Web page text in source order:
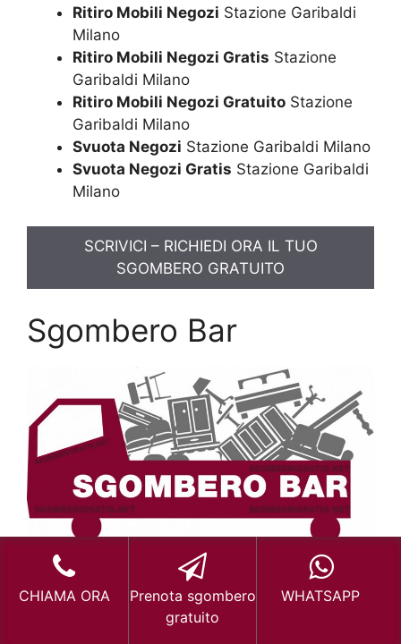
Ritiro Mobili Negozi Stazione Garibaldi
Milano
Ritiro Mobili Negozi Gratis Stazione
Garibaldi Milano
Ritiro Mobili Negozi Gratuito Stazione
Garibaldi Milano
Svuota Negozi Stazione Garibaldi Milano
Svuota Negozi Gratis Stazione Garibaldi
Milano
SCRIVICI – RICHIEDI ORA IL TUO
SGOMBERO GRATUITO
Sgombero Bar
Sgombero Bar a Milano e Hinterland Milanese
Sgombero BarStazione Garibaldi Milano
Sgombero Bar Gratis
CHIAMA ORA
Prenota sgombero
gratuito
WHATSAPP